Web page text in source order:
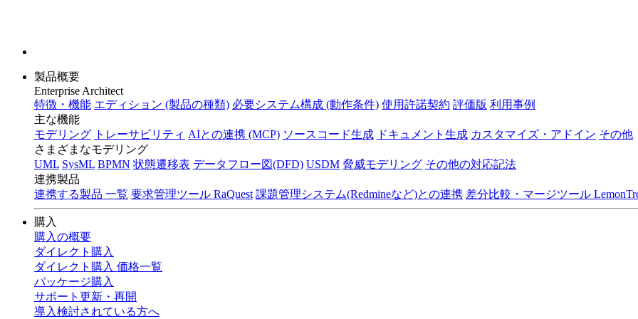
製品概要
Enterprise Architect
特徴・機能 エディション (製品の種類) 必要システム構成 (動作条件) 使用許諾契約 評価版 利用事例
主な機能
モデリング トレーサビリティ AIとの連携 (MCP) ソースコード生成 ドキュメント生成 カスタマイズ・アドイン その他
さまざまなモデリング
UML SysML BPMN 状態遷移表 データフロー図(DFD) USDM 脅威モデリング その他の対応記法
連携製品
連携する製品 一覧 要求管理ツール RaQuest 課題管理システム(Redmineなど)との連携 差分比較・マージツール
購入
購入の概要
ダイレクト購入
ダイレクト購入 価格一覧
パッケージ購入
サポート更新・再開
導入検討されている方へ